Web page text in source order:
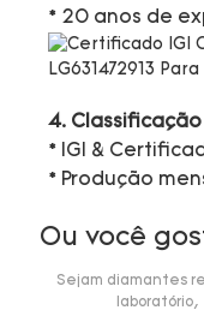
* 20 anos de
4. Classificação
* IGI &
* Produção
Ou você
Sejam diamantes